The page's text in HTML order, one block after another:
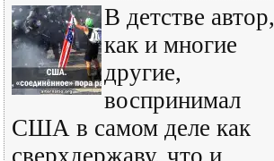
В детстве автор,
как и многие
другие,
воспринимал
США в самом деле как
сверхдержаву, что и